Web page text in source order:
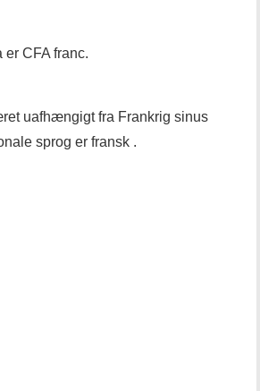
er CFA franc.
uafhængigt fra Frankrig sinus
sprog er fransk .